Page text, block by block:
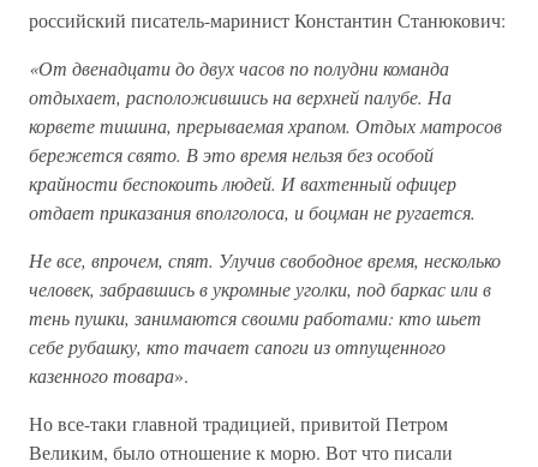
российский писатель-маринист Константин Станюкович:
«От двенадцати до двух часов по полудни команда
отдыхает, расположившись на верхней палубе. На
корвете тишина, прерываемая храпом. Отдых матросов
бережется свято. В это время нельзя без особой
крайности беспокоить людей. И вахтенный офицер
отдает приказания вполголоса, и боцман не ругается.
Не все, впрочем, спят. Улучив свободное время, несколько
человек, забравшись в укромные уголки, под баркас или в
тень пушки, занимаются своими работами: кто шьет
себе рубашку, кто тачает сапоги из отпущенного
казенного товара».
Но все-таки главной традицией, привитой Петром
Великим, было отношение к морю. Вот что писали